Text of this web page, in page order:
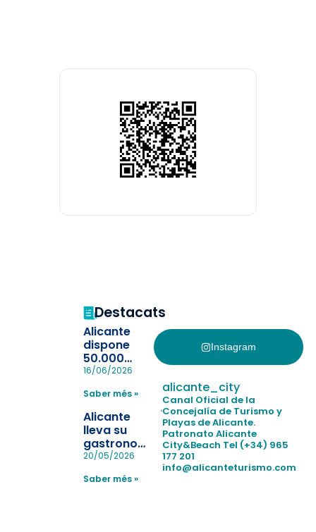
Destacats
Alicante
dispone
50.000
pulseras
la
pérdida de niños
en las
playas y
realiza con
éxito un
simulacro de socorrismo
16/06/2026
Saber més »
Alicante
lleva su
gastronomía
a Madrid
reforzar el
20/05/2026
Saber més »
Instagram
alicante_city
Canal Oficial de la
Concejalía de Turismo y
Playas de Alicante.
Patronato Alicante
City&Beach Tel (+34) 965
177 201
info@alicanteturismo.com